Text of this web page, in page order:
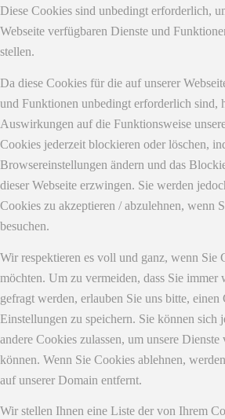
Diese Cookies sind unbedingt erforderlich,
Webseite verfügbaren Dienste und
stellen.
Da diese Cookies für die auf unserer
und Funktionen unbedingt erforderlich sind,
Auswirkungen auf die Funktionsweise
Cookies jederzeit blockieren oder löschen,
Browsereinstellungen ändern und das
dieser Webseite erzwingen. Sie werden
Cookies zu akzeptieren / abzulehnen, wenn
besuchen.
Wir respektieren es voll und ganz, wenn Sie
möchten. Um zu vermeiden, dass Sie immer
gefragt werden, erlauben Sie uns bitte,
Einstellungen zu speichern. Sie können sich
andere Cookies zulassen, um unsere
können. Wenn Sie Cookies ablehnen,
auf unserer Domain entfernt.
Wir stellen Ihnen eine Liste der von Ihrem